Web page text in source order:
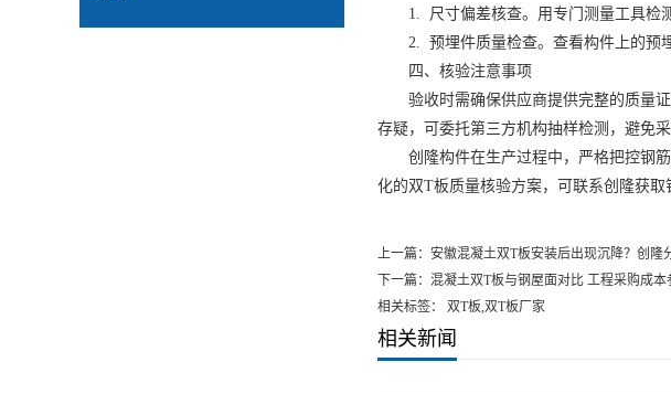
1. 尺寸偏差核查。用专门测量工具检测
2. 预埋件质量检查。查看构件上的预埋
四、核验注意事项
验收时需确保供应商提供完整的质量证
存疑，可委托第三方机构抽样检测，避免采
创隆构件在生产过程中，严格把控钢筋
化的双T板质量核验方案，可联系创隆获取
上一篇： 安徽混凝土双T板安装后出现沉降？创隆
下一篇： 混凝土双T板与钢屋面对比 工程采购成本
相关标签： 双T板,双T板厂家
相关新闻